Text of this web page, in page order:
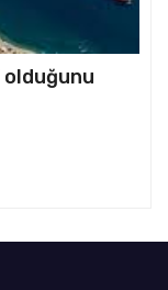
olduğunu